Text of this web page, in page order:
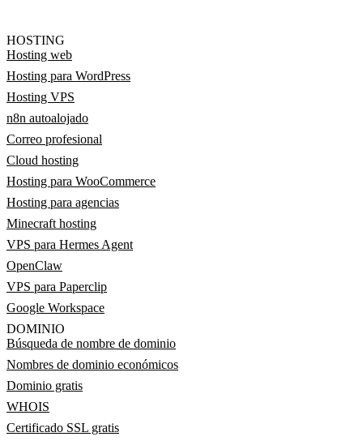
HOSTING
Hosting web
Hosting para WordPress
Hosting VPS
n8n autoalojado
Correo profesional
Cloud hosting
Hosting para WooCommerce
Hosting para agencias
Minecraft hosting
VPS para Hermes Agent
OpenClaw
VPS para Paperclip
Google Workspace
DOMINIO
Búsqueda de nombre de dominio
Nombres de dominio económicos
Dominio gratis
WHOIS
Certificado SSL gratis